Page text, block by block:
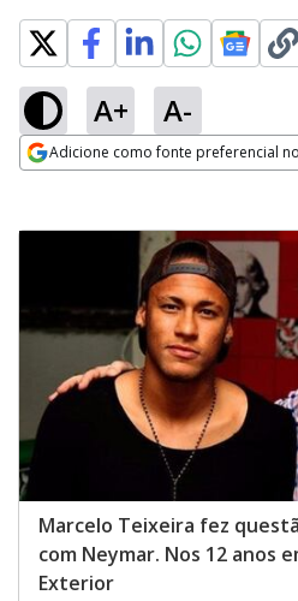
A+ A-
Adicione como fonte preferencial
Marcelo Teixeira fez
com Neymar. Nos 12 anos
Exterior